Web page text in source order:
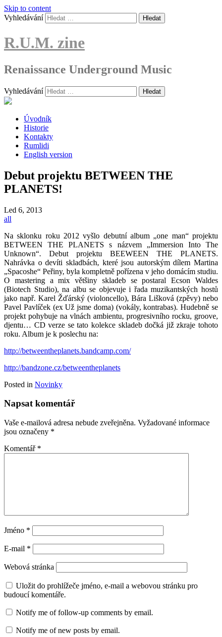
Skip to content
Vyhledávání
R.U.M. zine
Renaissance Underground Music
Vyhledávání
Úvodník
Historie
Kontakty
Rumlidi
English version
Debut projektu BETWEEN THE
PLANETS!
Led 6, 2013
all
Na sklonku roku 2012 vyšlo debutní album „one man“ projektu
BETWEEN THE PLANETS s názvem „Immersion Into The
Unknown“. Debut projektu BEEWEEN THE PLANETS.
Nahrávka o devíti skladbách, které jsou autorským dílem Martina
„Spacoshe“ Peřiny, byla kompletně pořízena v jeho domácím studiu.
O mastering a mix většiny skladeb se postaral Ecson Waldes
(Biotech Studio), na albu se objevuje i řada muzikantských hostů
jako např. Karel Žďárský (violoncello), Bára Lišková (zpěvy) nebo
Pavel Pavlíček (ex Už jsme doma) (vokály, kontrabas). Hudebně se
projekt pohybuje na vlnách ambientu, progresivního rocku, groove,
djentu… CD verze se tato kolekce skladeb dočká již zkraje tohoto
roku. Album je k poslechu na:
http://betweentheplanets.bandcamp.com/
http://bandzone.cz/betweentheplanets
Posted in Novinky
Napsat komentář
Vaše e-mailová adresa nebude zveřejněna. Vyžadované informace
jsou označeny *
Komentář *
Jméno *
E-mail *
Webová stránka
Uložit do prohlížeče jméno, e-mail a webovou stránku pro
budoucí komentáře.
Notify me of follow-up comments by email.
Notify me of new posts by email.